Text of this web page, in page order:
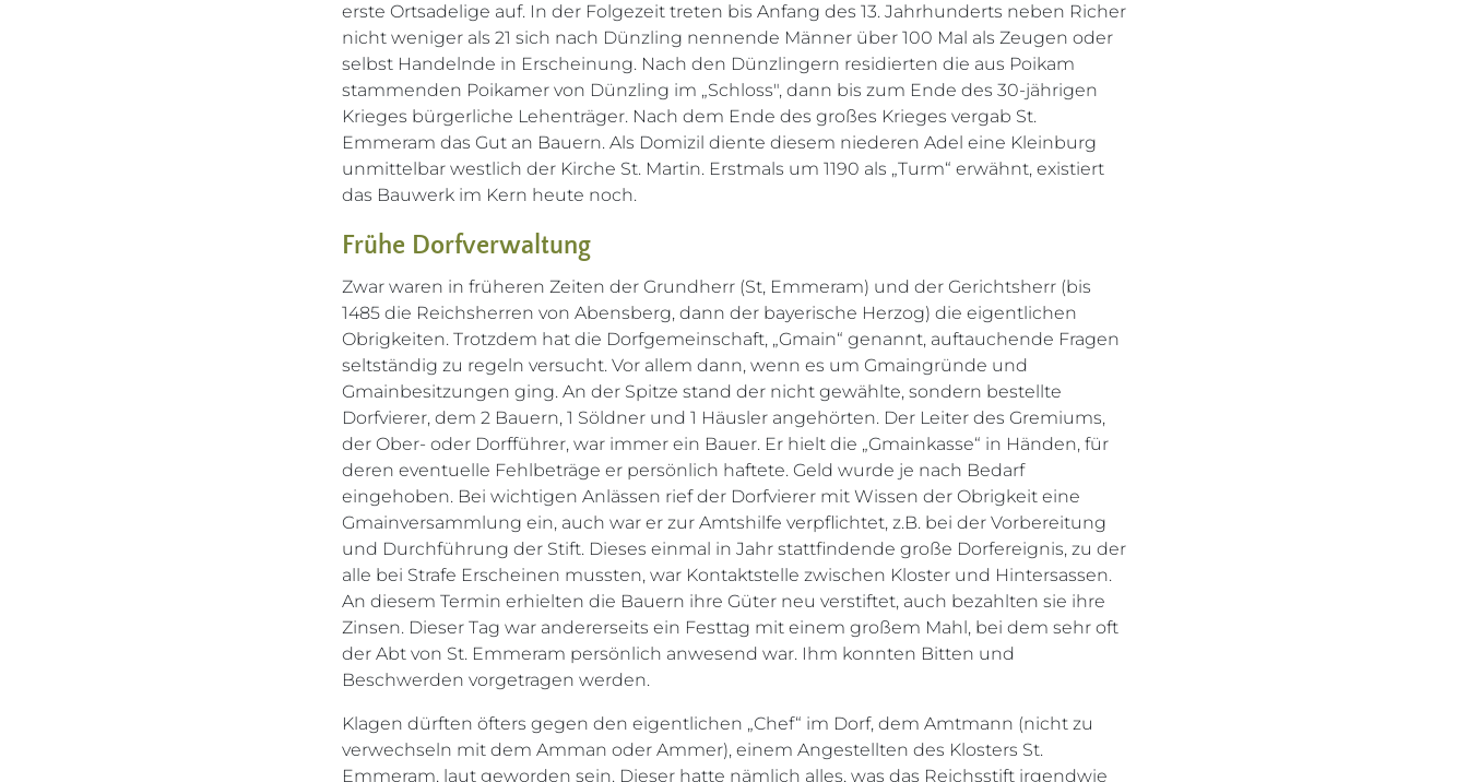
erste Ortsadelige auf. In der Folgezeit treten bis Anfang des 13. Jahrhunderts neben Richer
nicht weniger als 21 sich nach Dünzling nennende Männer über 100 Mal als Zeugen oder
selbst Handelnde in Erscheinung. Nach den Dünzlingern residierten die aus Poikam
stammenden Poikamer von Dünzling im „Schloss", dann bis zum Ende des 30-jährigen
Krieges bürgerliche Lehenträger. Nach dem Ende des großes Krieges vergab St.
Emmeram das Gut an Bauern. Als Domizil diente diesem niederen Adel eine Kleinburg
unmittelbar westlich der Kirche St. Martin. Erstmals um 1190 als „Turm“ erwähnt, existiert
das Bauwerk im Kern heute noch.
Frühe Dorfverwaltung
Zwar waren in früheren Zeiten der Grundherr (St, Emmeram) und der Gerichtsherr (bis
1485 die Reichsherren von Abensberg, dann der bayerische Herzog) die eigentlichen
Obrigkeiten. Trotzdem hat die Dorfgemeinschaft, „Gmain“ genannt, auftauchende Fragen
seltständig zu regeln versucht. Vor allem dann, wenn es um Gmaingründe und
Gmainbesitzungen ging. An der Spitze stand der nicht gewählte, sondern bestellte
Dorfvierer, dem 2 Bauern, 1 Söldner und 1 Häusler angehörten. Der Leiter des Gremiums,
der Ober- oder Dorfführer, war immer ein Bauer. Er hielt die „Gmainkasse“ in Händen, für
deren eventuelle Fehlbeträge er persönlich haftete. Geld wurde je nach Bedarf
eingehoben. Bei wichtigen Anlässen rief der Dorfvierer mit Wissen der Obrigkeit eine
Gmainversammlung ein, auch war er zur Amtshilfe verpflichtet, z.B. bei der Vorbereitung
und Durchführung der Stift. Dieses einmal in Jahr stattfindende große Dorfereignis, zu der
alle bei Strafe Erscheinen mussten, war Kontaktstelle zwischen Kloster und Hintersassen.
An diesem Termin erhielten die Bauern ihre Güter neu verstiftet, auch bezahlten sie ihre
Zinsen. Dieser Tag war andererseits ein Festtag mit einem großem Mahl, bei dem sehr oft
der Abt von St. Emmeram persönlich anwesend war. Ihm konnten Bitten und
Beschwerden vorgetragen werden.
Klagen dürften öfters gegen den eigentlichen „Chef“ im Dorf, dem Amtmann (nicht zu
verwechseln mit dem Amman oder Ammer), einem Angestellten des Klosters St.
Emmeram, laut geworden sein. Dieser hatte nämlich alles, was das Reichsstift irgendwie